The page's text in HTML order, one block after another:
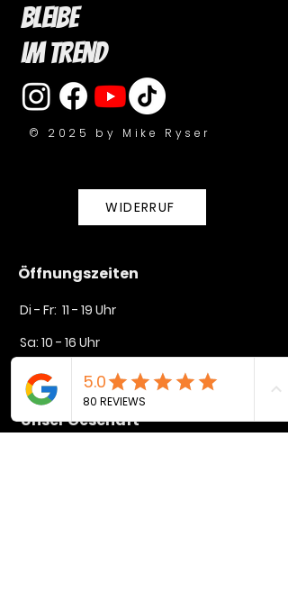
Bleibe
im Trend
© 2025 by Mike Ryser
WIDERRUF
Öffnungszeiten
Di - Fr: 11 - 19 Uhr
Sa: 10 - 16 Uhr​​
So + Mo geschlossen
Unser Geschäft